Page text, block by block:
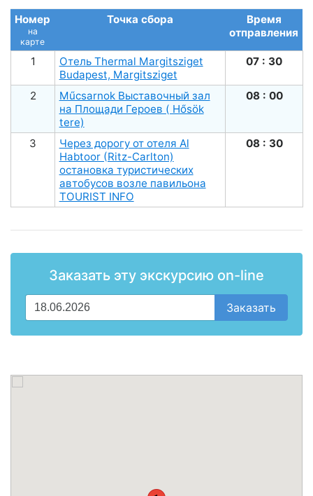
Номер
на
карте
Точка сбора
Время
отправления
1
Отель Thermal Margitsziget
Budapest, Margitsziget
07 : 30
2
Műсsarnok Выставочный зал
на Площади Героев ( Hősök
tere)
08 : 00
3
Через дорогу от отеля Al
Habtoor (Ritz-Carlton)
остановка туристических
автобусов возле павильона
TOURIST INFO
08 : 30
Заказать эту экскурсию on-line
Заказать